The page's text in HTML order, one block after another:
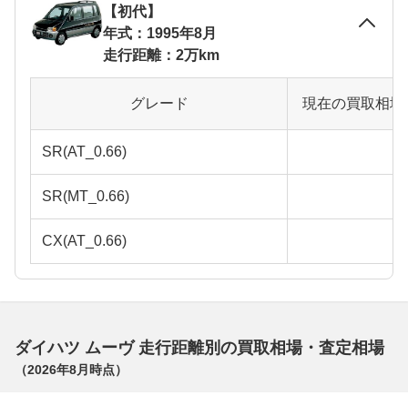
【初代】
年式：1995年8月
走行距離：2万km
グレード 現在の買取相
SR(AT_0.66)
SR(MT_0.66)
CX(AT_0.66)
ダイハツ ムーヴ 走行距離別の買取相場・査定相場
（2026年8月 時点）